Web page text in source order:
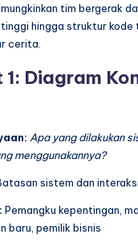
tim bergerak
hingga struktur
cerita.
Diagram
Apa yang dilakukan
menggunakannya?
sistem dan
Pemangku kepentingan,
baru, pemilik bisnis